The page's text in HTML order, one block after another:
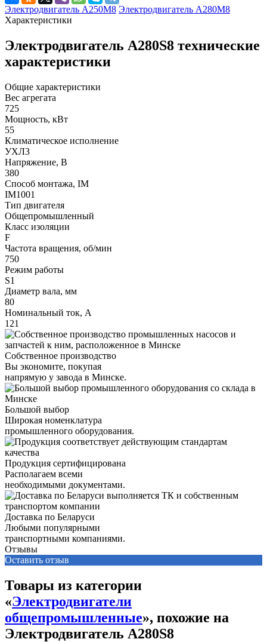
Электродвигатель А250М8 Электродвигатель А280М8
Характеристики
Электродвигатель А280S8 технические
характеристики
Общие характеристики
Вес агрегата
725
Мощность, кВт
55
Климатическое исполнение
УХЛ3
Напряжение, В
380
Способ монтажа, IM
IM1001
Тип двигателя
Общепромышленный
Класс изоляции
F
Частота вращения, об/мин
750
Режим работы
S1
Диаметр вала, мм
80
Номинальный ток, А
121
Собственное производство
Вы экономите, покупая
напрямую у завода в Минске.
Большой выбор
Широкая номенклатура
промышленного оборудования.
Продукция сертифицирована
Располагаем всеми
необходимыми документами.
Доставка по Беларуси
Любыми популярными
транспортными компаниями.
Отзывы
Оставить отзыв
Товары из категории
«Электродвигатели
общепромышленные», похожие на
Электродвигатель А280S8